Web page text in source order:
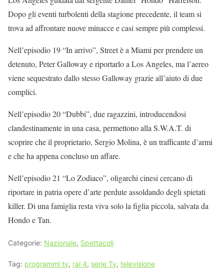
Dopo gli eventi turbolenti della stagione precedente, il team si
trova ad affrontare nuove minacce e casi sempre più complessi.
Nell’episodio 19 “In arrivo”, Street è a Miami per prendere un
detenuto, Peter Galloway e riportarlo a Los Angeles, ma l’aereo
viene sequestrato dallo stesso Galloway grazie all’aiuto di due
complici.
Nell’episodio 20 “Dubbi”, due ragazzini, introducendosi
clandestinamente in una casa, permettono alla S.W.A.T. di
scoprire che il proprietario, Sergio Molina, è un trafficante d’armi
e che ha appena concluso un affare.
Nell’episodio 21 “Lo Zodiaco”, oligarchi cinesi cercano di
riportare in patria opere d’arte perdute assoldando degli spietati
killer. Di una famiglia resta viva solo la figlia piccola, salvata da
Hondo e Tan.
Categorie: Nazionale, Spettacoli
Tag: programmi tv, rai 4, serie Tv, televisione